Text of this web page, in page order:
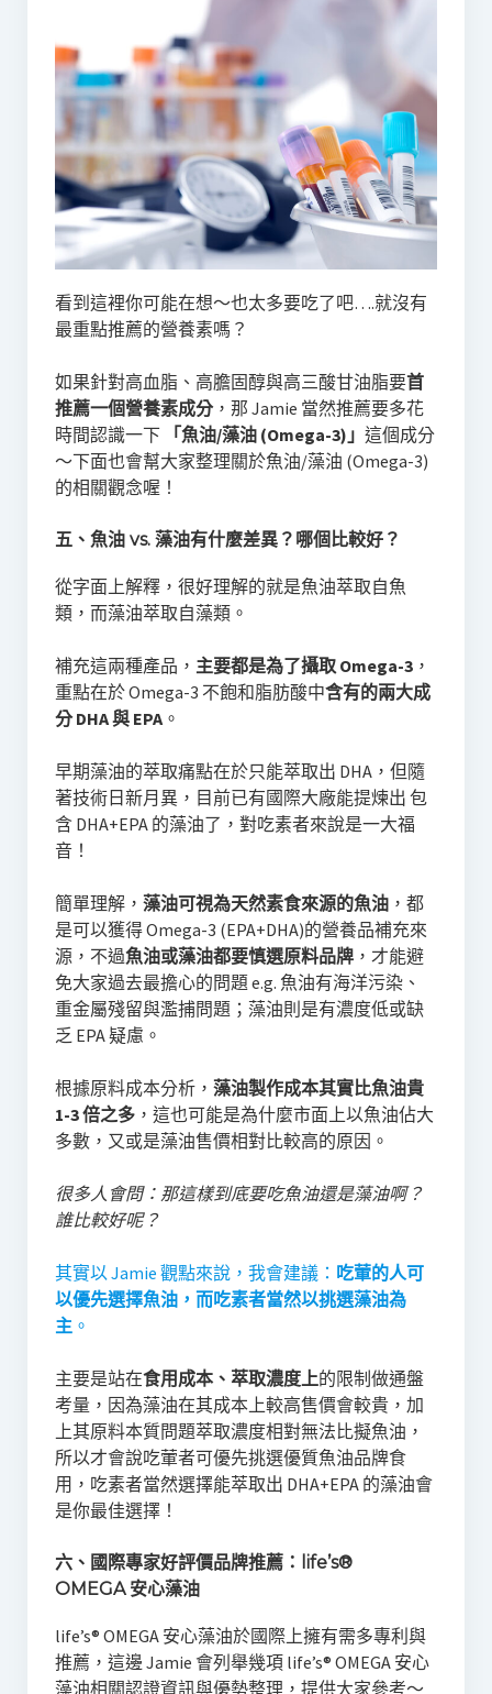
看到這裡你可能在想～也太多要吃了吧….就沒有
最重點推薦的營養素嗎？
如果針對高血脂、高膽固醇與高三酸甘油脂要首
推薦一個營養素成分，那 Jamie 當然推薦要多花
時間認識一下
「魚油/藻油 (Omega-3)」 這個成分
～下面也會幫大家整理關於魚油/藻油 (Omega-3)
的相關觀念喔！
五、魚油 vs. 藻油有什麼差異？哪個比較好？
從字面上解釋，很好理解的就是魚油萃取自魚
類，而藻油萃取自藻類。
補充這兩種產品， 主要都是為了攝取 Omega-3，
重點在於 Omega-3 不飽和脂肪酸中含有的兩大成
分 DHA 與 EPA。
早期藻油的萃取痛點在於只能萃取出 DHA，但隨
著技術日新月異，目前已有國際大廠能提煉出 包
含 DHA+EPA 的藻油了，對吃素者來說是一大福
音！
簡單理解， 藻油可視為天然素食來源的魚油，都
是可以獲得 Omega-3 (EPA+DHA)的營養品補充來
源，不過魚油或藻油都要慎選原料品牌，才能避
免大家過去最擔心的問題 e.g. 魚油有海洋污染、
重金屬殘留與濫捕問題；藻油則是有濃度低或缺
乏 EPA 疑慮。
根據原料成本分析， 藻油製作成本其實比魚油貴
1-3 倍之多，這也可能是為什麼市面上以魚油佔大
多數，又或是藻油售價相對比較高的原因。
很多人會問：那這樣到底要吃魚油還是藻油啊？
誰比較好呢？
其實以 Jamie 觀點來說，我會建議： 吃葷的人可
以優先選擇魚油，而吃素者當然以挑選藻油為
主 。
主要是站在食用成本、萃取濃度上的限制做通盤
考量，因為藻油在其成本上較高售價會較貴，加
上其原料本質問題萃取濃度相對無法比擬魚油，
所以才會說吃葷者可優先挑選優質魚油品牌食
用，吃素者當然選擇能萃取出 DHA+EPA 的藻油會
是你最佳選擇！
六、國際專家好評價品牌推薦：life’s®
OMEGA 安心藻油
life’s® OMEGA 安心藻油於國際上擁有需多專利與
推薦，這邊 Jamie 會列舉幾項 life’s® OMEGA 安心
藻油相關認證資訊與優勢整理，提供大家參考～